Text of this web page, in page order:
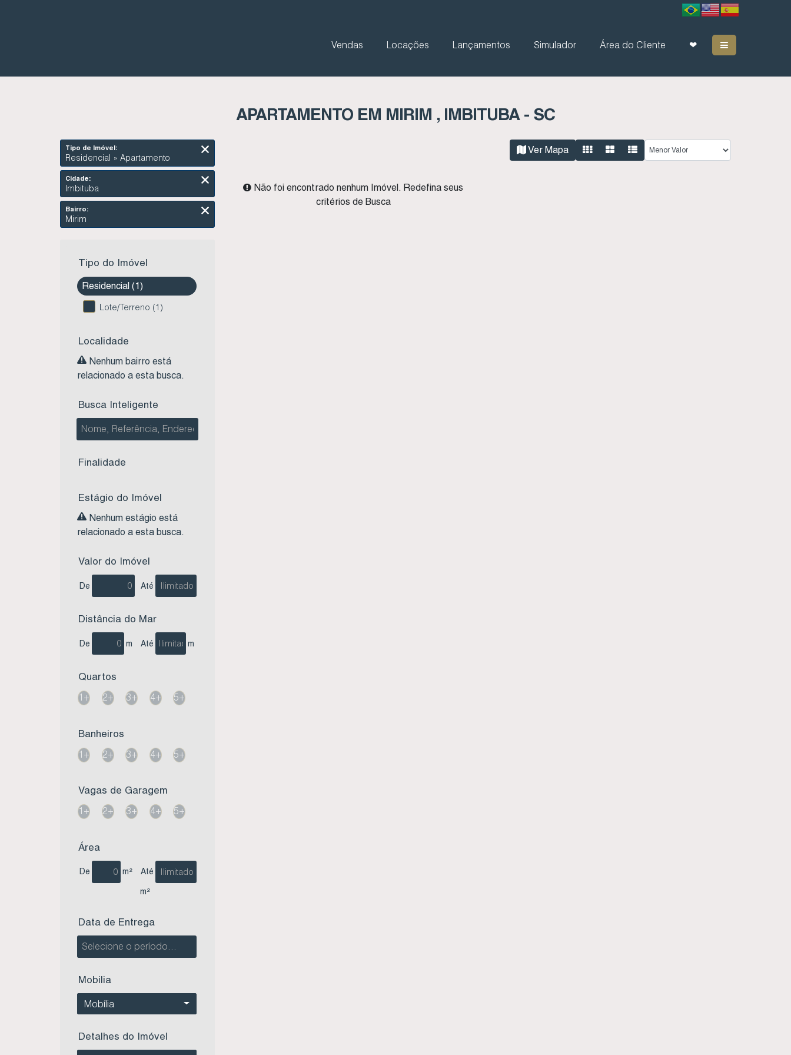
❤
Área do Cliente
Simulador
Lançamentos
Locações
Vendas
APARTAMENTO EM MIRIM , IMBITUBA - SC
Tipo de Imóvel:
Residencial » Apartamento
Cidade:
Imbituba
Bairro:
Mirim
Tipo do Imóvel
Residencial (1)
Lote/Terreno (1)
Localidade
Nenhum bairro está
relacionado a esta busca.
Busca Inteligente
Finalidade
Estágio do Imóvel
Nenhum estágio está
relacionado a esta busca.
Valor do Imóvel
De Até
Distância do Mar
De m Até m
Quartos
1+
2+ 3+ 4+ 5+
Banheiros
1+
2+ 3+ 4+ 5+
Vagas de Garagem
1+
2+ 3+ 4+ 5+
Área
De m² Até
m²
Data de Entrega
Mobilia
Mobília
Detalhes do Imóvel
Ver Mapa
Não foi encontrado nenhum Imóvel. Redefina seus
critérios de Busca